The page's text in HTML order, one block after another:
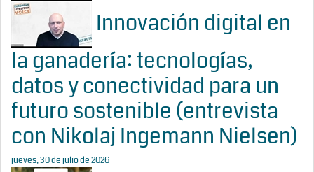
Innovación digital en
la ganadería: tecnologías,
datos y conectividad para un
futuro sostenible (entrevista
con Nikolaj Ingemann Nielsen)
jueves, 30 de julio de 2026